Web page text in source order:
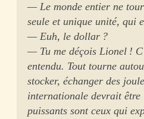
— Le monde entier ne
seule et unique unité, qui
— Euh, le dollar ?
— Tu me déçois Lionel !
entendu. Tout tourne
stocker, échanger des
internationale devrait
puissants sont ceux qui